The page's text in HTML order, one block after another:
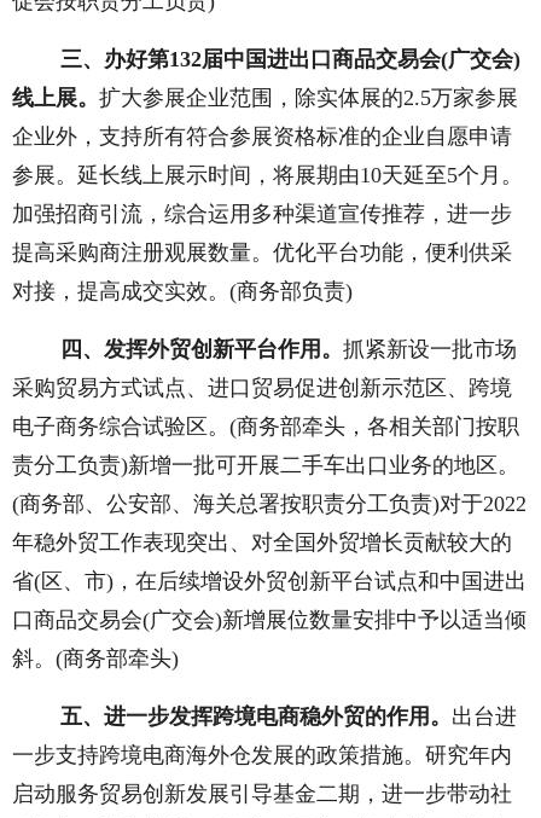
三、办好第132届中国进出口商品交易会(广交会)
线上展。 扩大参展企业范围，除实体展的2.5万家参展
企业外，支持所有符合参展资格标准的企业自愿申请
参展。延长线上展示时间，将展期由10天延至5个月。
加强招商引流，综合运用多种渠道宣传推荐，进一步
提高采购商注册观展数量。优化平台功能，便利供采
对接，提高成交实效。(商务部负责)
四、发挥外贸创新平台作用。 抓紧新设一批市场
采购贸易方式试点、进口贸易促进创新示范区、跨境
电子商务综合试验区。(商务部牵头，各相关部门按职
责分工负责)新增一批可开展二手车出口业务的地区。
(商务部、公安部、海关总署按职责分工负责)对于2022
年稳外贸工作表现突出、对全国外贸增长贡献较大的
省(区、市)，在后续增设外贸创新平台试点和中国进出
口商品交易会(广交会)新增展位数量安排中予以适当倾
斜。(商务部牵头)
五、进一步发挥跨境电商稳外贸的作用。 出台进
一步支持跨境电商海外仓发展的政策措施。研究年内
启动服务贸易创新发展引导基金二期，进一步带动社